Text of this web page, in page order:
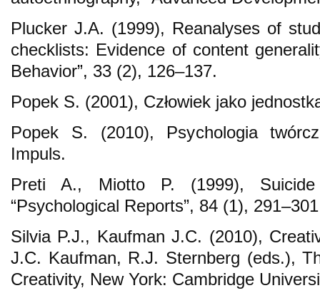
Plucker J.A. (1999), Reanalyses of
checklists: Evidence of content
Behavior”, 33 (2), 126–137.
Popek S. (2001), Człowiek jako
Popek S. (2010), Psychologia
Impuls.
Preti A., Miotto P. (1999),
“Psychological Reports”, 84 (1),
Silvia P.J., Kaufman J.C. (2010),
J.C. Kaufman, R.J. Sternberg (eds.),
Creativity, New York: Cambridge